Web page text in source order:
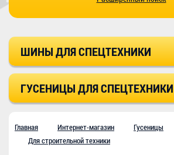
ШИНЫ ДЛЯ СПЕЦТЕХНИКИ
ГУСЕНИЦЫ ДЛЯ СПЕЦТЕХНИКИ
Главная Интернет-магазин
Гусеницы
Для строительной техники